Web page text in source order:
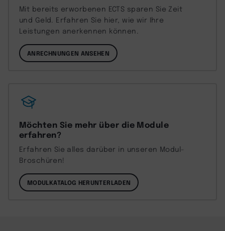
Mit bereits erworbenen ECTS sparen Sie Zeit
und Geld. Erfahren Sie hier, wie wir Ihre
Leistungen anerkennen können.
ANRECHNUNGEN ANSEHEN
Möchten Sie mehr über die Module
erfahren?
Erfahren Sie alles darüber in unseren Modul-
Broschüren!
MODULKATALOG HERUNTERLADEN